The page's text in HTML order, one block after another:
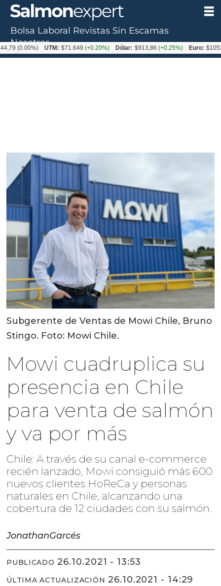
Subgerente de Ventas de Mowi Chile, Bruno
Stingo. Foto: Mowi Chile.
Mowi cuadruplica su
presencia en Chile
para venta de salmón
y va por más
Chile: A través de su canal e-commerce
recién lanzado, Mowi consiguió más 600
nuevos clientes HoReCa y personas
naturales en Chile, alcanzando una
cobertura de 12 ciudades con su salmón.
JonathanGarcés
PUBLICADO 26.10.2021 - 13:53
ÚLTIMA ACTUALIZACIÓN 26.10.2021 - 14:29
Bolsa Laboral Revistas Sin Escamas
Nosotros
UTM: $71.649 (+0.20%) Dólar: $913,86 (+0.25%) Euro: $1053,08(-